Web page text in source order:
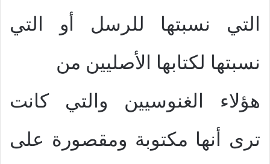
التي نسبتها للرسل أو التي
نسبتها لكتابها الأصليين من
هؤلاء الغنوسيين والتي كانت
ترى أنها مكتوبة ومقصورة على